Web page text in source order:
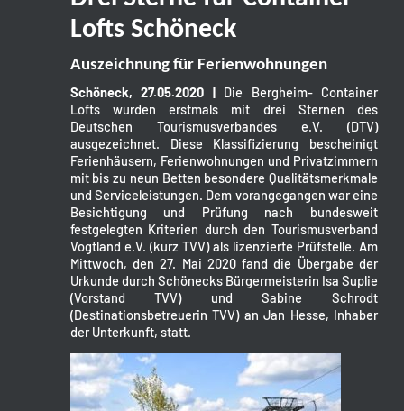
Lofts Schöneck
Auszeichnung für Ferienwohnungen
Schöneck, 27.05.2020 |Die Bergheim- Container
Lofts wurden erstmals mit drei Sternen des
Deutschen Tourismusverbandes e.V. (DTV)
ausgezeichnet. Diese Klassifizierung bescheinigt
Ferienhäusern, Ferienwohnungen und Privatzimmern
mit bis zu neun Betten besondere Qualitätsmerkmale
und Serviceleistungen. Dem vorangegangen war eine
Besichtigung und Prüfung nach bundesweit
festgelegten Kriterien durch den Tourismusverband
Vogtland e.V. (kurz TVV) als lizenzierte Prüfstelle. Am
Mittwoch, den 27. Mai 2020 fand die Übergabe der
Urkunde durch Schönecks Bürgermeisterin Isa Suplie
(Vorstand TVV) und Sabine Schrodt
(Destinationsbetreuerin TVV) an Jan Hesse, Inhaber
der Unterkunft, statt.